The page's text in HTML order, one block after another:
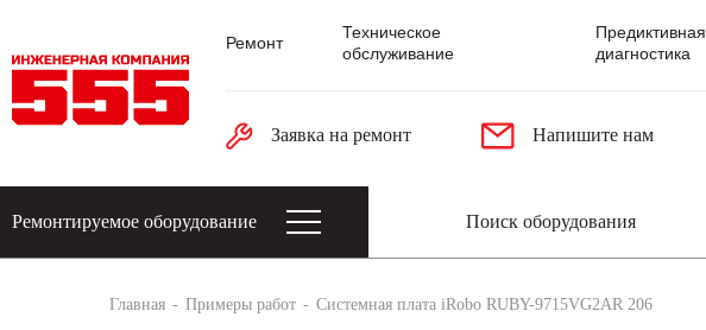
Ремонт
Техническое
обслуживание
Предиктивная
диагностика
Заявка на ремонт Напишите нам
Ремонтируемое оборудование
Главная Примеры работ Системная плата iRobo RUBY-9715VG2AR 206